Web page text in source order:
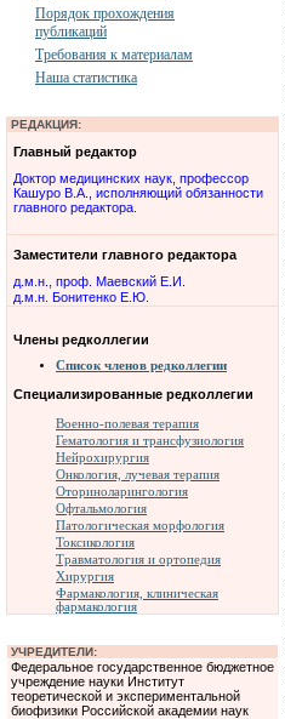
Порядок прохождения
публикаций
Требования к материалам
Наша статистика
РЕДАКЦИЯ:
Главный редактор
Доктор медицинских наук, профессор
Кашуро В.А., исполняющий обязанности
главного редактора.
Заместители главного редактора
д.м.н., проф. Маевский Е.И.
д.м.н. Бонитенко Е.Ю.
Члены редколлегии
Список членов редколлегии
Специализированные редколлегии
Военно-полевая терапия
Гематология и трансфузиология
Нейрохирургия
Онкология, лучевая терапия
Оториноларингология
Офтальмология
Патологическая морфология
Токсикология
Травматология и ортопедия
Хирургия
Фармакология, клиническая
фармакология
УЧРЕДИТЕЛИ:
Федеральное государственное бюджетное
учреждение науки Институт
теоретической и экспериментальной
биофизики Российской академии наук